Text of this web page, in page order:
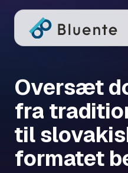
Oversæt
fra
til
formatet